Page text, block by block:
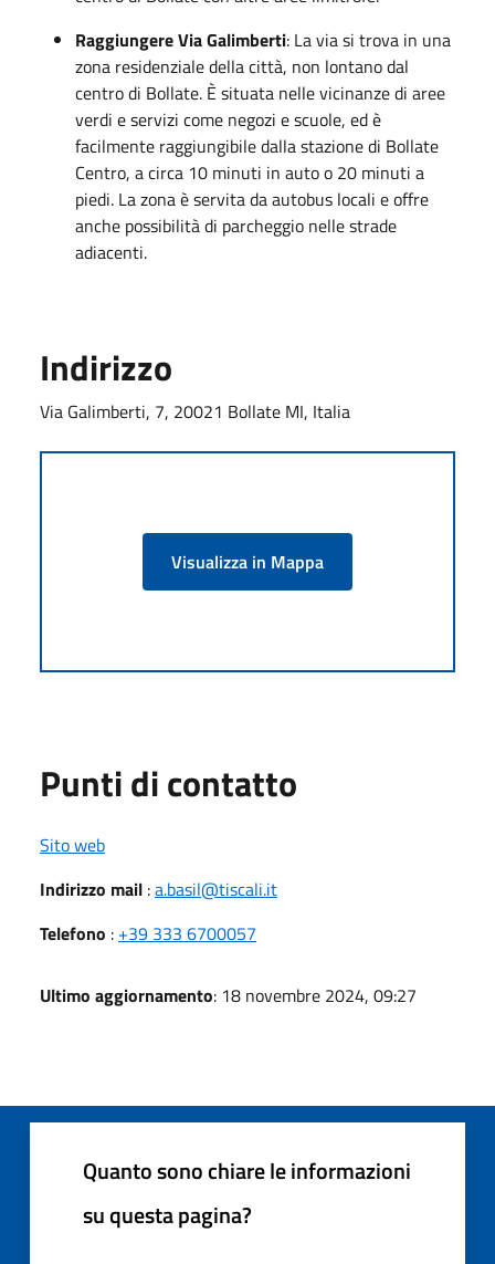
Raggiungere Via Galimberti: La via si trova in una
zona residenziale della città, non lontano dal
centro di Bollate. È situata nelle vicinanze di aree
verdi e servizi come negozi e scuole, ed è
facilmente raggiungibile dalla stazione di Bollate
Centro, a circa 10 minuti in auto o 20 minuti a
piedi. La zona è servita da autobus locali e offre
anche possibilità di parcheggio nelle strade
adiacenti.
Indirizzo
Via Galimberti, 7, 20021 Bollate MI, Italia
Visualizza in Mappa
Punti di contatto
Sito web
Indirizzo mail :a.basil@tiscali.it
Telefono : +39 333 6700057
Ultimo aggiornamento: 18 novembre 2024, 09:27
Quanto sono chiare le informazioni
su questa pagina?